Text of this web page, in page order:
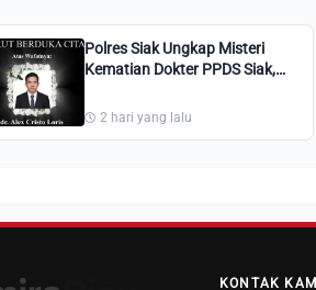
Polres Siak Ungkap Misteri
Kematian Dokter PPDS Siak,
Beban Pendidikan Dokter
2 hari yang lalu
KONTAK KAMI